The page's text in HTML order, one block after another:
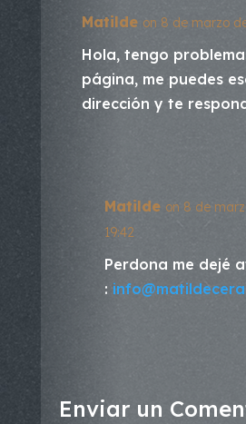
Matilde on 8 de marzo
Hola, tengo
página, me puedes
dirección y te
Matilde on 8 de
19:42
Perdona me dejé
:
Enviar un